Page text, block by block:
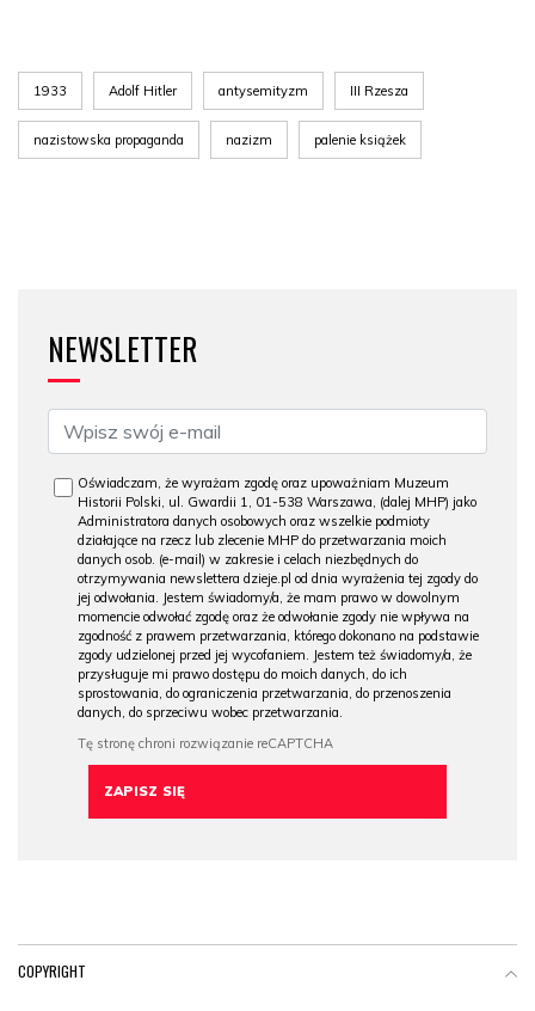
1933 Adolf Hitler antysemityzm III Rzesza
nazistowska propaganda nazizm palenie książek
NEWSLETTER
Oświadczam, że wyrażam zgodę oraz upoważniam Muzeum
Historii Polski, ul. Gwardii 1, 01-538 Warszawa, (dalej MHP) jako
Administratora danych osobowych oraz wszelkie podmioty
działające na rzecz lub zlecenie MHP do przetwarzania moich
danych osob. (e-mail) w zakresie i celach niezbędnych do
otrzymywania newslettera dzieje.pl od dnia wyrażenia tej zgody do
jej odwołania. Jestem świadomy/a, że mam prawo w dowolnym
momencie odwołać zgodę oraz że odwołanie zgody nie wpływa na
zgodność z prawem przetwarzania, którego dokonano na podstawie
zgody udzielonej przed jej wycofaniem. Jestem też świadomy/a, że
przysługuje mi prawo dostępu do moich danych, do ich
sprostowania, do ograniczenia przetwarzania, do przenoszenia
danych, do sprzeciwu wobec przetwarzania.
COPYRIGHT